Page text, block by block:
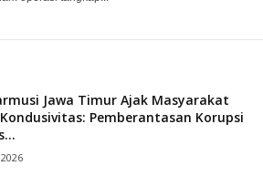
Jawa Timur Ajak Masyarakat
Kondusivitas: Pemberantasan Korupsi